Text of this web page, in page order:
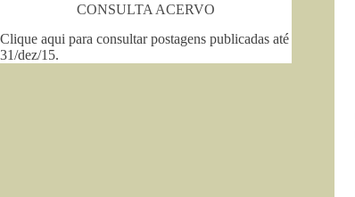
CONSULTA ACERVO
Clique aqui para consultar postagens publicadas até
31/dez/15.